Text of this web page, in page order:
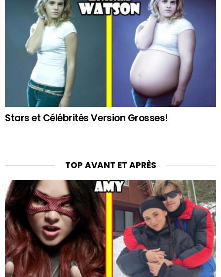
Stars et Célébrités Version Grosses!
TOP AVANT ET APRÈS